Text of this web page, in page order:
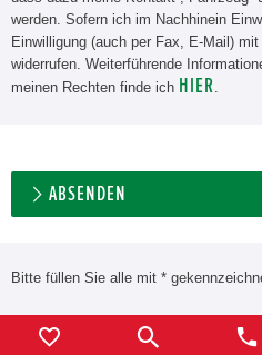
werden. Sofern ich im Nachhinein
Einwilligung (auch per Fax, E-Mail)
widerrufen. Weiterführende
meinen Rechten finde ich HIER.
ABSENDEN
Bitte füllen Sie alle mit *